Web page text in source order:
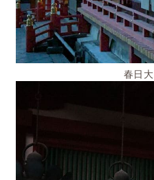
春日